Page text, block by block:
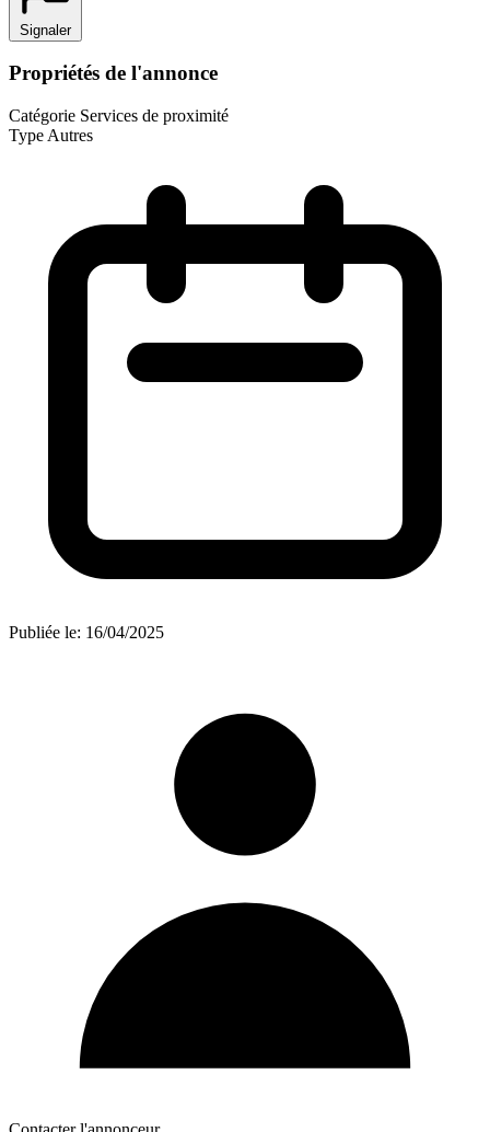
Signaler
Propriétés de l'annonce
Catégorie Services de proximité
Type Autres
Publiée le: 16/04/2025